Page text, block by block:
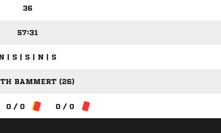
36
57:31
| S | S | N | S
BAMMERT (26)
0 / 0 0 / 0